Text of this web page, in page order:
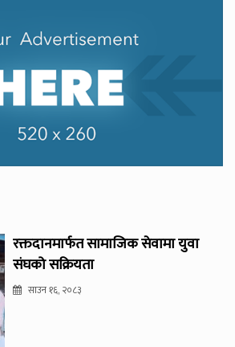
रक्तदानमार्फत सामाजिक सेवामा युवा
संघको सक्रियता
साउन १६, २०८३